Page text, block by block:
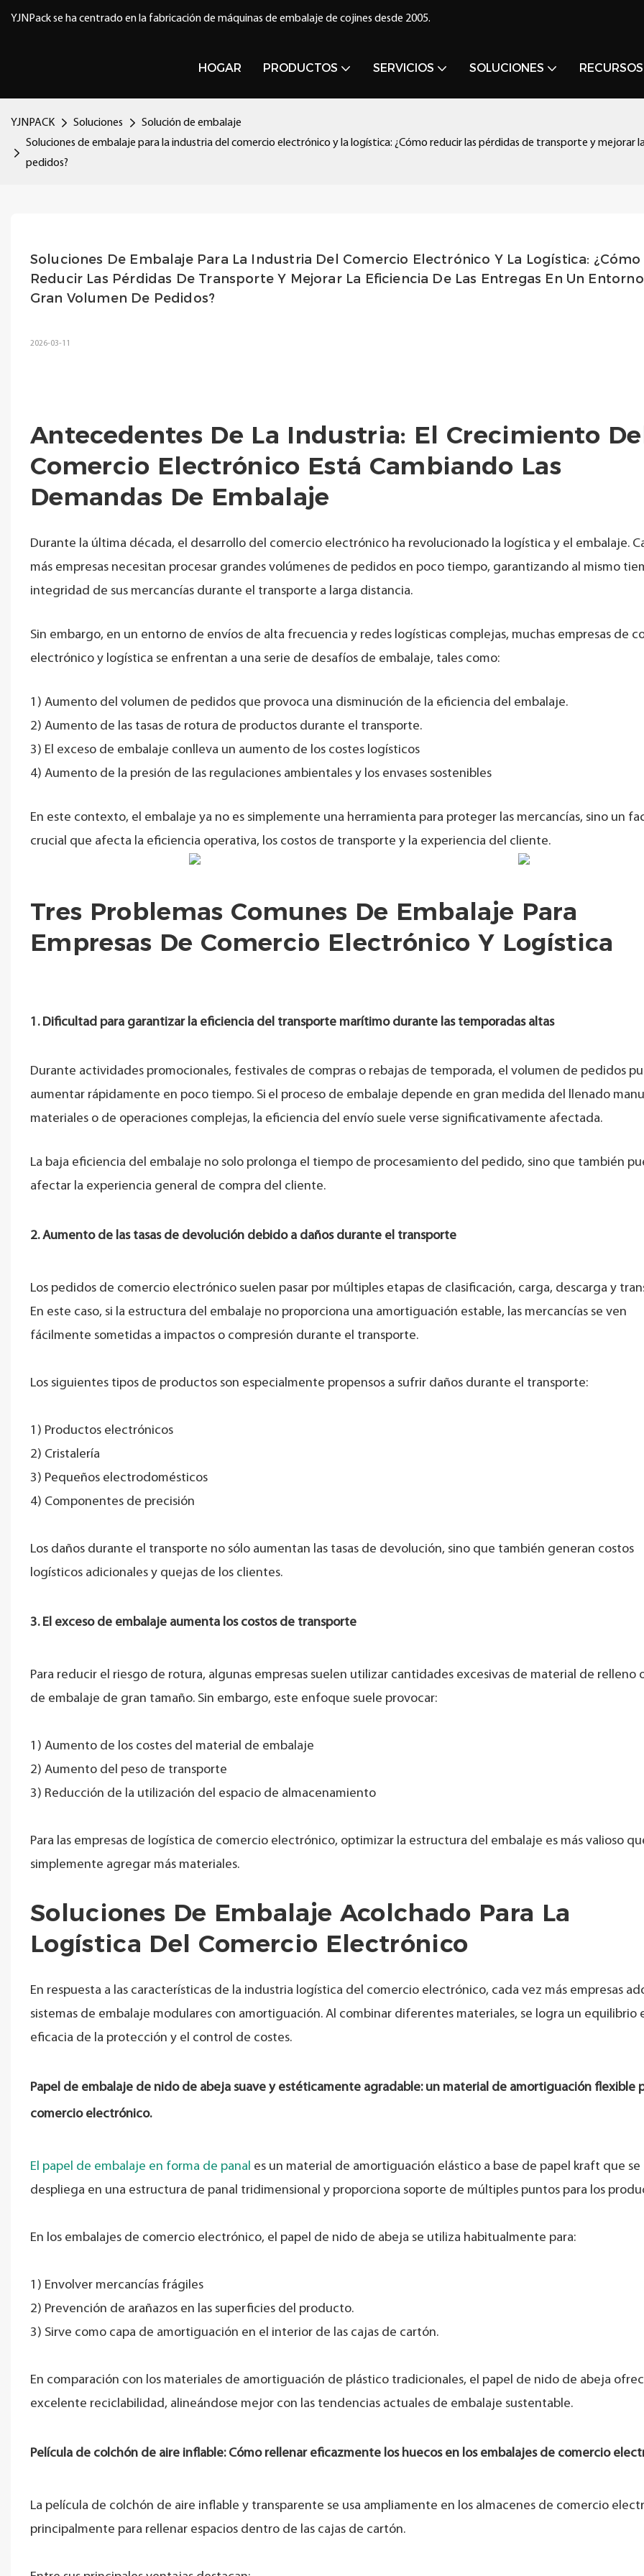
YJNPack se ha centrado en la fabricación de máquinas de embalaje de cojines desde 2005.
HOGAR PRODUCTOS SERVICIOS SOLUCIONES RECURSOS
YJNPACK Soluciones
Solución de embalaje
Soluciones de embalaje para la industria del comercio electrónico y la logística: ¿Cómo reducir las pérdidas de transporte y mejorar
pedidos?
Soluciones De Embalaje Para La Industria Del Comercio Electrónico Y La Logística: ¿Cómo
Reducir Las Pérdidas De Transporte Y Mejorar La Eficiencia De Las Entregas En Un
Gran Volumen De Pedidos?
2026-03-11
Antecedentes De La Industria: El Crecimiento
Comercio Electrónico Está Cambiando Las
Demandas De Embalaje
Durante la última década, el desarrollo del comercio electrónico ha revolucionado la logística y el embalaje.
más empresas necesitan procesar grandes volúmenes de pedidos en poco tiempo, garantizando al mismo
integridad de sus mercancías durante el transporte a larga distancia.
Sin embargo, en un entorno de envíos de alta frecuencia y redes logísticas complejas, muchas empresas de
electrónico y logística se enfrentan a una serie de desafíos de embalaje, tales como:
1) Aumento del volumen de pedidos que provoca una disminución de la eficiencia del embalaje.
2) Aumento de las tasas de rotura de productos durante el transporte.
3) El exceso de embalaje conlleva un aumento de los costes logísticos
4) Aumento de la presión de las regulaciones ambientales y los envases sostenibles
En este contexto, el embalaje ya no es simplemente una herramienta para proteger las mercancías, sino un
crucial que afecta la eficiencia operativa, los costos de transporte y la experiencia del cliente.
Tres Problemas Comunes De Embalaje Para
Empresas De Comercio Electrónico Y Logística
1. Dificultad para garantizar la eficiencia del transporte marítimo durante las temporadas altas
Durante actividades promocionales, festivales de compras o rebajas de temporada, el volumen de pedidos
aumentar rápidamente en poco tiempo. Si el proceso de embalaje depende en gran medida del llenado
materiales o de operaciones complejas, la eficiencia del envío suele verse significativamente afectada.
La baja eficiencia del embalaje no solo prolonga el tiempo de procesamiento del pedido, sino que también
afectar la experiencia general de compra del cliente.
2. Aumento de las tasas de devolución debido a daños durante el transporte
Los pedidos de comercio electrónico suelen pasar por múltiples etapas de clasificación, carga, descarga y
En este caso, si la estructura del embalaje no proporciona una amortiguación estable, las mercancías se ven
fácilmente sometidas a impactos o compresión durante el transporte.
Los siguientes tipos de productos son especialmente propensos a sufrir daños durante el transporte:
1) Productos electrónicos
2) Cristalería
3) Pequeños electrodomésticos
4) Componentes de precisión
Los daños durante el transporte no sólo aumentan las tasas de devolución, sino que también generan costos
logísticos adicionales y quejas de los clientes.
3. El exceso de embalaje aumenta los costos de transporte
Para reducir el riesgo de rotura, algunas empresas suelen utilizar cantidades excesivas de material de relleno
de embalaje de gran tamaño. Sin embargo, este enfoque suele provocar:
1) Aumento de los costes del material de embalaje
2) Aumento del peso de transporte
3) Reducción de la utilización del espacio de almacenamiento
Para las empresas de logística de comercio electrónico, optimizar la estructura del embalaje es más valioso
simplemente agregar más materiales.
Soluciones De Embalaje Acolchado Para La
Logística Del Comercio Electrónico
En respuesta a las características de la industria logística del comercio electrónico, cada vez más empresas
sistemas de embalaje modulares con amortiguación. Al combinar diferentes materiales, se logra un equilibrio
eficacia de la protección y el control de costes.
Papel de embalaje de nido de abeja suave y estéticamente agradable: un material de amortiguación flexible
comercio electrónico.
El papel de embalaje en forma de panal es un material de amortiguación elástico a base de papel kraft que se
despliega en una estructura de panal tridimensional y proporciona soporte de múltiples puntos para los
En los embalajes de comercio electrónico, el papel de nido de abeja se utiliza habitualmente para:
1) Envolver mercancías frágiles
2) Prevención de arañazos en las superficies del producto.
3) Sirve como capa de amortiguación en el interior de las cajas de cartón.
En comparación con los materiales de amortiguación de plástico tradicionales, el papel de nido de abeja
excelente reciclabilidad, alineándose mejor con las tendencias actuales de embalaje sustentable.
Película de colchón de aire inflable: Cómo rellenar eficazmente los huecos en los embalajes de comercio
La película de colchón de aire inflable y transparente se usa ampliamente en los almacenes de comercio
principalmente para rellenar espacios dentro de las cajas de cartón.